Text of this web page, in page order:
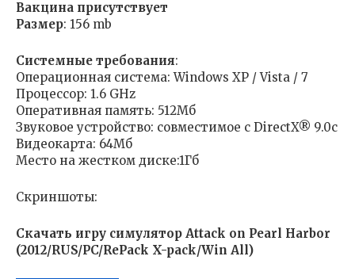
Вакцина присутствует
Размер: 156 mb
Cистемные требования:
Операционная система: Windows XP / Vista / 7
Процессор: 1.6 GHz
Оперативная память: 512Мб
Звуковое устройство: совместимое с DirectX® 9.0c
Видеокарта: 64Мб
Место на жестком диске:1Гб
Скриншоты:
Скачать игру симулятор Attack on Pearl Harbor
(2012/RUS/PC/RePack X-pack/Win All)